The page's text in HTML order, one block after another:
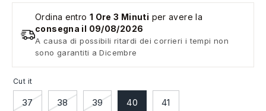
Ordina entro 1 Ore 3 Minuti per avere la
consegna il 09/08/2026
A causa di possibili ritardi dei corrieri i tempi non
sono garantiti a Dicembre
Cut it
37 38 39 40 41